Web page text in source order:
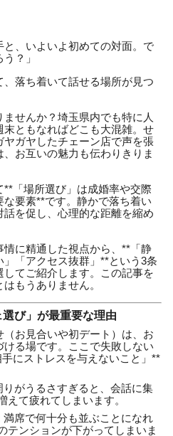
と、いよいよ初めての対面。で
？」
、落ち着いて話せる場所が見つ
せんか？埼玉県内でも特に人
ともなればどこも大混雑。せ
ガヤしたチェーン店で声を張
お互いの魅力も伝わりきりま
「場所選び」は成婚率や交際
要素**です。静かで落ち着い
を促し、心理的な距離を縮め
に精通した視点から、**「静
「アクセス抜群」**という3条
てご紹介します。この記事を
もうありません。
び」が最重要な理由
お見合いや初デート）は、お
る場です。ここで失敗しない
にストレスを与えないこと」**
りがうるさすぎると、会話に集
えて疲れてしまいます。
満席で何十分も並ぶことになれ
テンションが下がってしまいま